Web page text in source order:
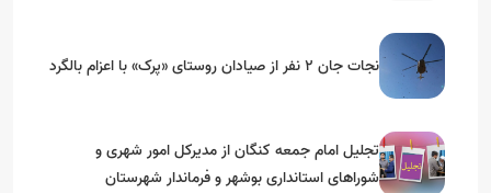
نجات جان ۲ نفر از صیادان روستای «پرک» با اعزام بالگرد
تجلیل امام جمعه کنگان از مدیرکل امور شهری و
شوراهای استانداری بوشهر و فرماندار شهرستان